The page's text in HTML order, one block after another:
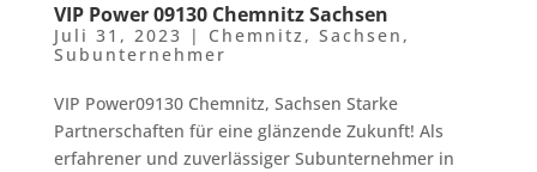
VIP Power 09130 Chemnitz Sachsen
Juli 31, 2023 | Chemnitz , Sachsen ,
Subunternehmer
VIP Power09130 Chemnitz, Sachsen Starke
Partnerschaften für eine glänzende Zukunft! Als
erfahrener und zuverlässiger Subunternehmer in